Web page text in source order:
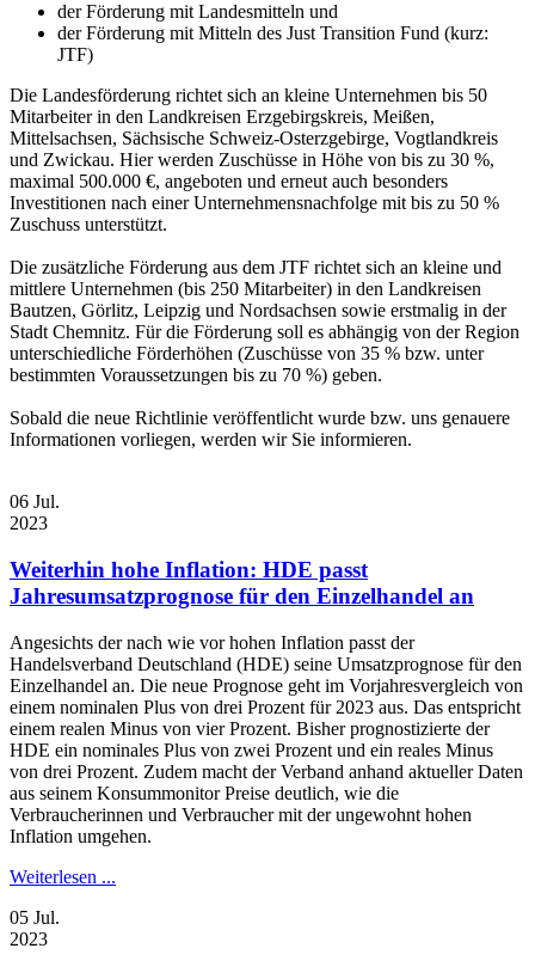
der Förderung mit Landesmitteln und
der Förderung mit Mitteln des Just Transition Fund (kurz:
JTF)
Die Landesförderung richtet sich an kleine Unternehmen bis 50
Mitarbeiter in den Landkreisen Erzgebirgskreis, Meißen,
Mittelsachsen, Sächsische Schweiz-Osterzgebirge, Vogtlandkreis
und Zwickau. Hier werden Zuschüsse in Höhe von bis zu 30 %,
maximal 500.000 €, angeboten und erneut auch besonders
Investitionen nach einer Unternehmensnachfolge mit bis zu 50 %
Zuschuss unterstützt.
Die zusätzliche Förderung aus dem JTF richtet sich an kleine und
mittlere Unternehmen (bis 250 Mitarbeiter) in den Landkreisen
Bautzen, Görlitz, Leipzig und Nordsachsen sowie erstmalig in der
Stadt Chemnitz. Für die Förderung soll es abhängig von der Region
unterschiedliche Förderhöhen (Zuschüsse von 35 % bzw. unter
bestimmten Voraussetzungen bis zu 70 %) geben.
Sobald die neue Richtlinie veröffentlicht wurde bzw. uns genauere
Informationen vorliegen, werden wir Sie informieren.
06 Jul.
2023
Weiterhin hohe Inflation: HDE passt
Jahresumsatzprognose für den Einzelhandel an
Angesichts der nach wie vor hohen Inflation passt der
Handelsverband Deutschland (HDE) seine Umsatzprognose für den
Einzelhandel an. Die neue Prognose geht im Vorjahresvergleich von
einem nominalen Plus von drei Prozent für 2023 aus. Das entspricht
einem realen Minus von vier Prozent. Bisher prognostizierte der
HDE ein nominales Plus von zwei Prozent und ein reales Minus
von drei Prozent. Zudem macht der Verband anhand aktueller Daten
aus seinem Konsummonitor Preise deutlich, wie die
Verbraucherinnen und Verbraucher mit der ungewohnt hohen
Inflation umgehen.
Weiterlesen ...
05 Jul.
2023